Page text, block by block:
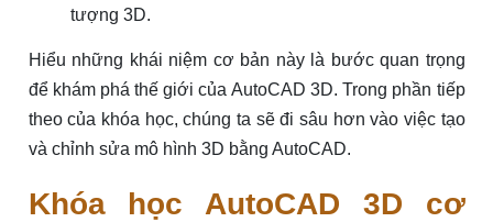
tượng 3D.
Hiểu những khái niệm cơ bản này là bước quan trọng
để khám phá thế giới của AutoCAD 3D. Trong phần tiếp
theo của khóa học, chúng ta sẽ đi sâu hơn vào việc tạo
và chỉnh sửa mô hình 3D bằng AutoCAD.
Khóa học AutoCAD 3D cơ